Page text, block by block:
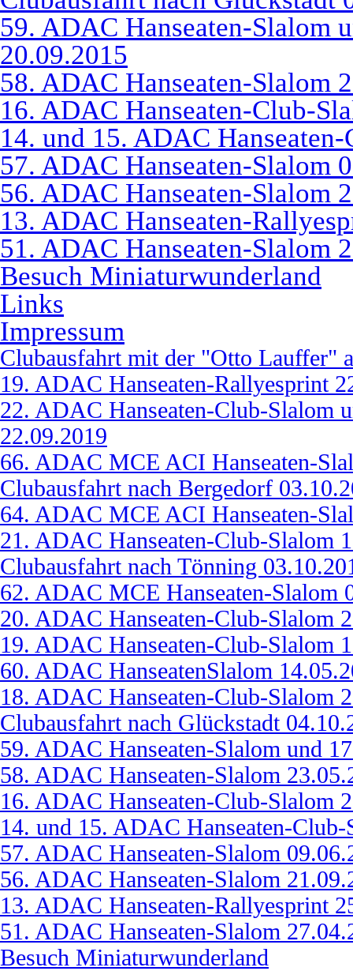
59. ADAC Hanseaten-Slalom
20.09.2015
58. ADAC Hanseaten-Slalom
16. ADAC Hanseaten-Club-
14. und 15. ADAC
57. ADAC Hanseaten-Slalom
56. ADAC Hanseaten-Slalom
13. ADAC Hanseaten-
51. ADAC Hanseaten-Slalom
Besuch Miniaturwunderland
Links
Impressum
Clubausfahrt mit der "Otto Lauffer"
19. ADAC Hanseaten-Rallyesprint
22. ADAC Hanseaten-Club-
22.09.2019
66. ADAC MCE ACI Hanseaten-
Clubausfahrt nach Bergedorf
64. ADAC MCE ACI Hanseaten-
21. ADAC Hanseaten-Club-Slalom
Clubausfahrt nach Tönning
62. ADAC MCE Hanseaten-Slalom
20. ADAC Hanseaten-Club-Slalom
19. ADAC Hanseaten-Club-Slalom
60. ADAC HanseatenSlalom
18. ADAC Hanseaten-Club-Slalom
Clubausfahrt nach Glückstadt
59. ADAC Hanseaten-Slalom und
58. ADAC Hanseaten-Slalom
16. ADAC Hanseaten-Club-Slalom
14. und 15. ADAC Hanseaten-
57. ADAC Hanseaten-Slalom
56. ADAC Hanseaten-Slalom
13. ADAC Hanseaten-Rallyesprint
51. ADAC Hanseaten-Slalom
Besuch Miniaturwunderland